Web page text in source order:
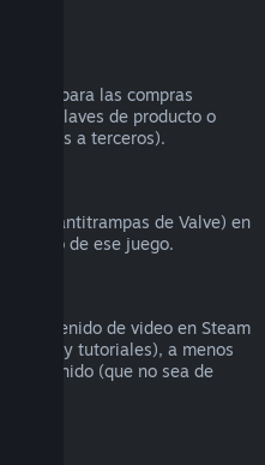
para las compras
claves de producto o
a terceros).
antitrampas de Valve) en
de ese juego.
contenido de video en Steam
y tutoriales), a menos
contenido (que no sea de